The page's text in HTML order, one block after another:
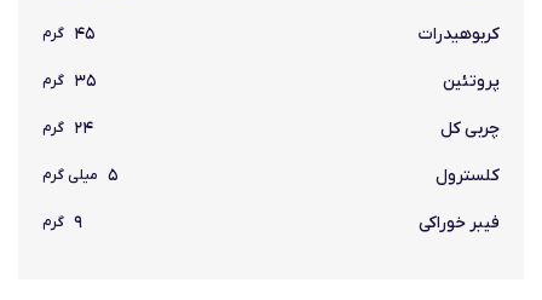
کربوهیدرات ۴۵ گرم
پروتئین ۳۵ گرم
چربی کل ۲۴ گرم
کلسترول ۵ میلی گرم
فیبر خوراکی ۹ گرم